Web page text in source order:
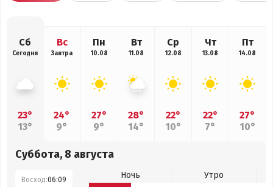
Сб
Сегодня
23°
13°
Вс
Завтра
24°
9°
Пн
10.08
27°
9°
Вт
11.08
28°
14°
Ср
12.08
22°
10°
Чт
13.08
22°
7°
Пт
14.08
27°
10°
Суббота, 8 августа
Восход:06:09 Ночь
Утро